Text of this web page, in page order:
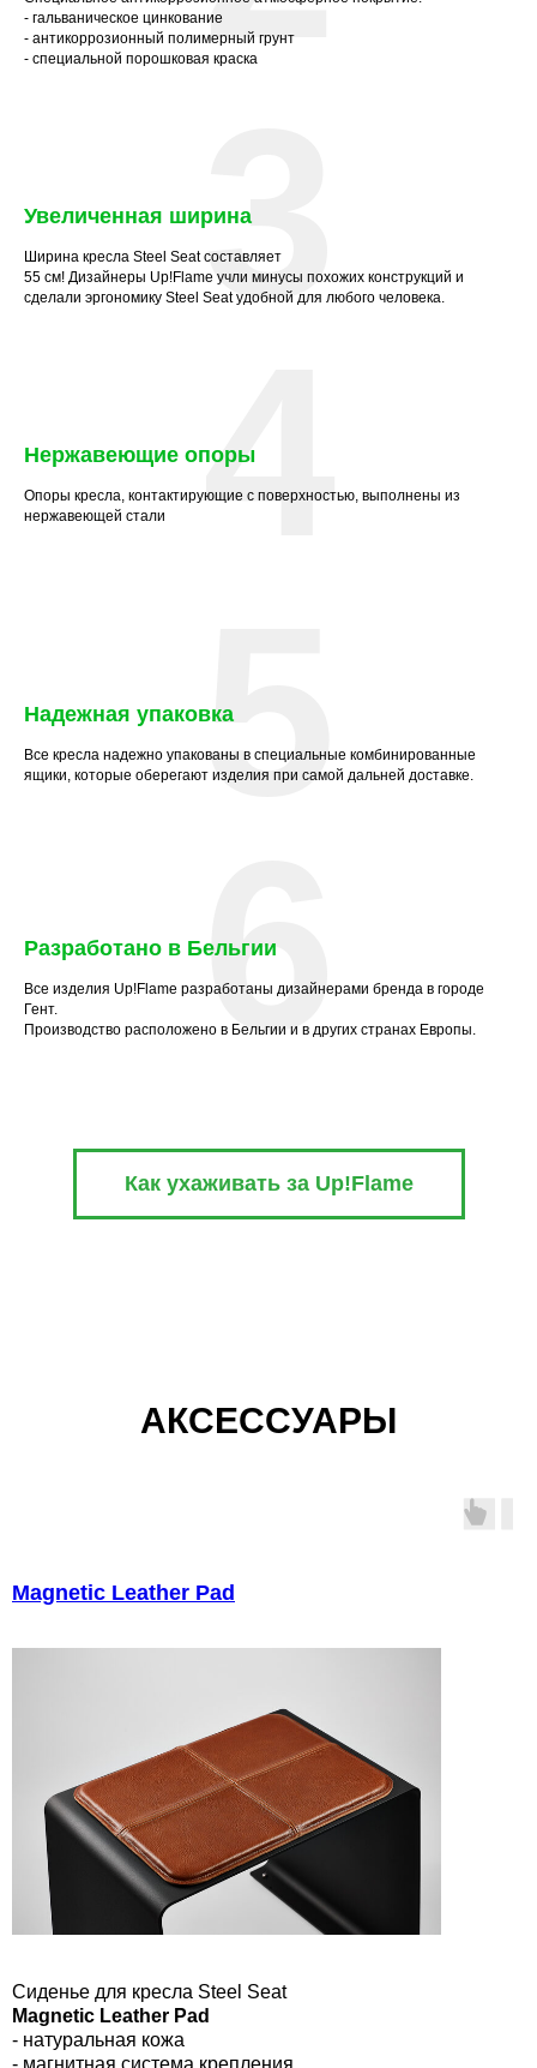
- гальваническое цинкование
- антикоррозионный полимерный грунт
- специальной порошковая краска
Увеличенная ширина
Ширина кресла Steel Seat составляет
55 см! Дизайнеры Up!Flame учли минусы похожих конструкций и
сделали эргономику Steel Seat удобной для любого человека.
3
Нержавеющие опоры
Опоры кресла, контактирующие с поверхностью, выполнены из
нержавеющей стали
4
Надежная упаковка
Все кресла надежно упакованы в специальные комбинированные
ящики, которые оберегают изделия при самой дальней доставке.
5
Разработано в Бельгии
Все изделия Up!Flame разработаны дизайнерами бренда в городе
Гент.
Производство расположено в Бельгии и в других странах Европы.
6
Как ухаживать за Up!Flame
АКСЕССУАРЫ
Magnetic Leather Pad
Сиденье для кресла Steel Seat
Magnetic Leather Pad
- натуральная кожа